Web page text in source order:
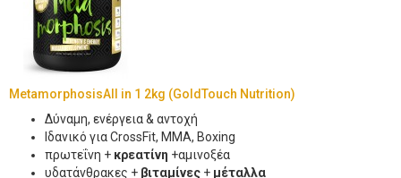
MetamorphosisAll in 1 2kg (GoldTouch Nutrition)
Δύναμη, ενέργεια & αντοχή
Ιδανικό για CrossFit, MMA, Boxing
πρωτεΐνη + κρεατίνη +αμινοξέα
υδατάνθρακες + βιταμίνες + μέταλλα